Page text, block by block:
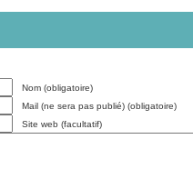
Nom (obligatoire)
Mail (ne sera pas publié) (obligatoire)
Site web (facultatif)